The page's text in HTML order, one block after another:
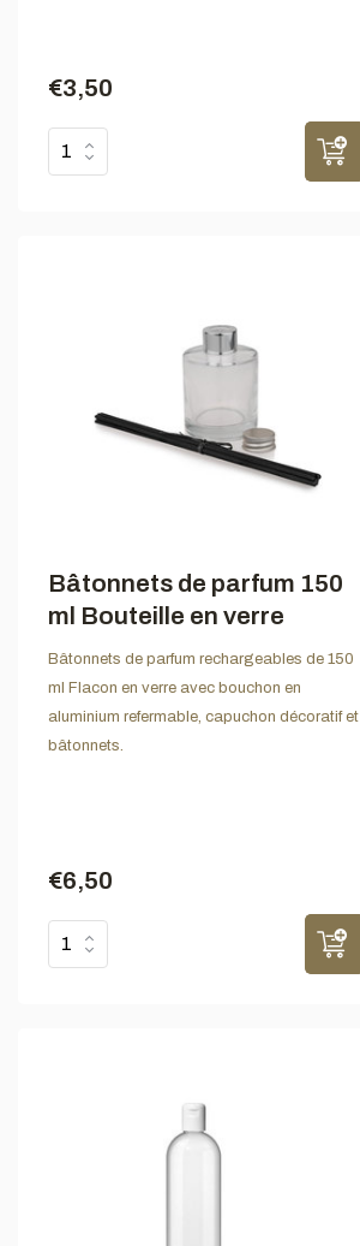
€3,50
Bâtonnets de parfum 150
ml Bouteille en verre
Bâtonnets de parfum rechargeables de 150
ml Flacon en verre avec bouchon en
aluminium refermable, capuchon décoratif et
bâtonnets.
€6,50